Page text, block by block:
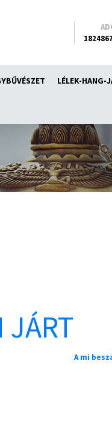
LÉLEK-HANG-
JÁRT
A mi